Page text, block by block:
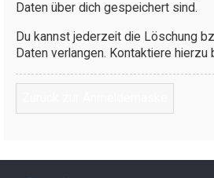
Daten über dich gespeichert sind.
Du kannst jederzeit die Löschung
Daten verlangen. Kontaktiere hierzu